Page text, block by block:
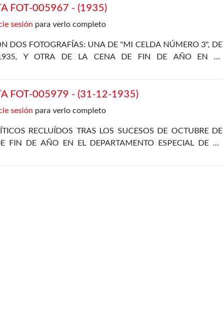
FOT-005967 - (1935)
sesión para verlo completo
DOS FOTOGRAFÍAS: UNA DE "MI CELDA NÚMERO 3", DE
Y OTRA DE LA CENA DE FIN DE AÑO EN EL
FOT-005979 - (31-12-1935)
sesión para verlo completo
RECLUÍDOS TRAS LOS SUCESOS DE OCTUBRE DE
FIN DE AÑO EN EL DEPARTAMENTO ESPECIAL DE LA